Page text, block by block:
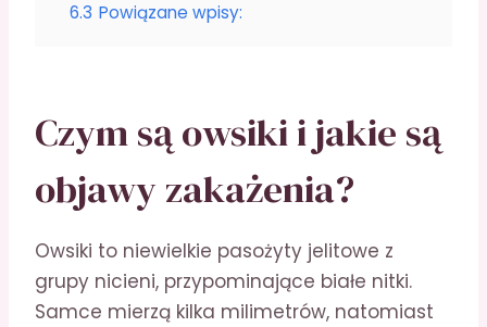
6.3 Powiązane wpisy:
Czym są owsiki i jakie są
objawy zakażenia?
Owsiki to niewielkie pasożyty jelitowe z
grupy nicieni, przypominające białe nitki.
Samce mierzą kilka milimetrów, natomiast